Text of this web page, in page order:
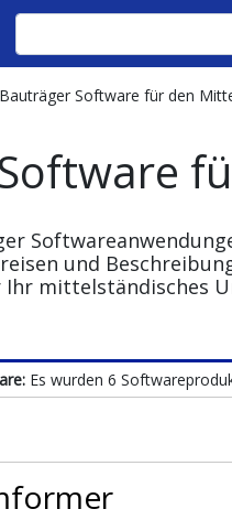
Software für den
und
mittelständisches
Es wurden 6